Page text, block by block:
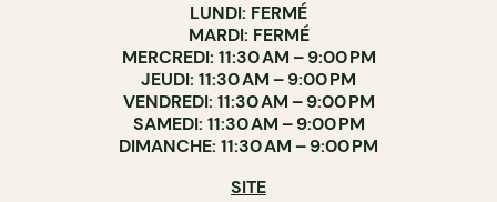
LUNDI: FERMÉ
MARDI: FERMÉ
MERCREDI: 11:30 AM – 9:00 PM
JEUDI: 11:30 AM – 9:00 PM
VENDREDI: 11:30 AM – 9:00 PM
SAMEDI: 11:30 AM – 9:00 PM
DIMANCHE: 11:30 AM – 9:00 PM
SITE